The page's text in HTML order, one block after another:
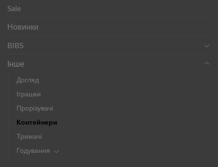
Sale
Новинки
BIBS
Інше
Догляд
Іграшки
Прорізувачі
Контейнери
Тримачі
Годування